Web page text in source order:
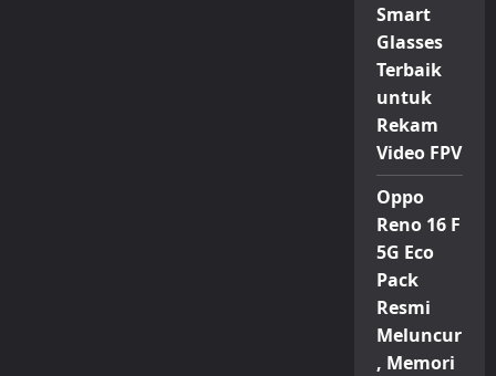
Smart
Glasses
Terbaik
untuk
Rekam
Video FPV
Oppo
Reno 16 F
5G Eco
Pack
Resmi
Meluncur
, Memori